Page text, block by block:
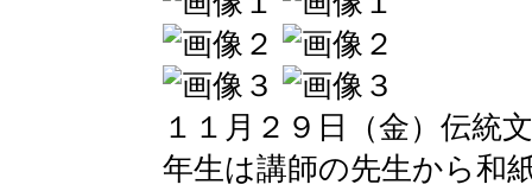
１１月２９日（金）伝統
年生は講師の先生から和